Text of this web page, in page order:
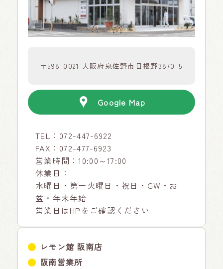
〒598-0021 大阪府泉佐野市日根野3870-5
Google Map
TEL： 072-447-6922
FAX：072-477-6923
営業時間：10:00～17:00
休業日：
水曜日・第一火曜日・祝日・GW・お
盆・年末年始
営業日はHPをご確認ください
レモン館 阪南店
阪南営業所